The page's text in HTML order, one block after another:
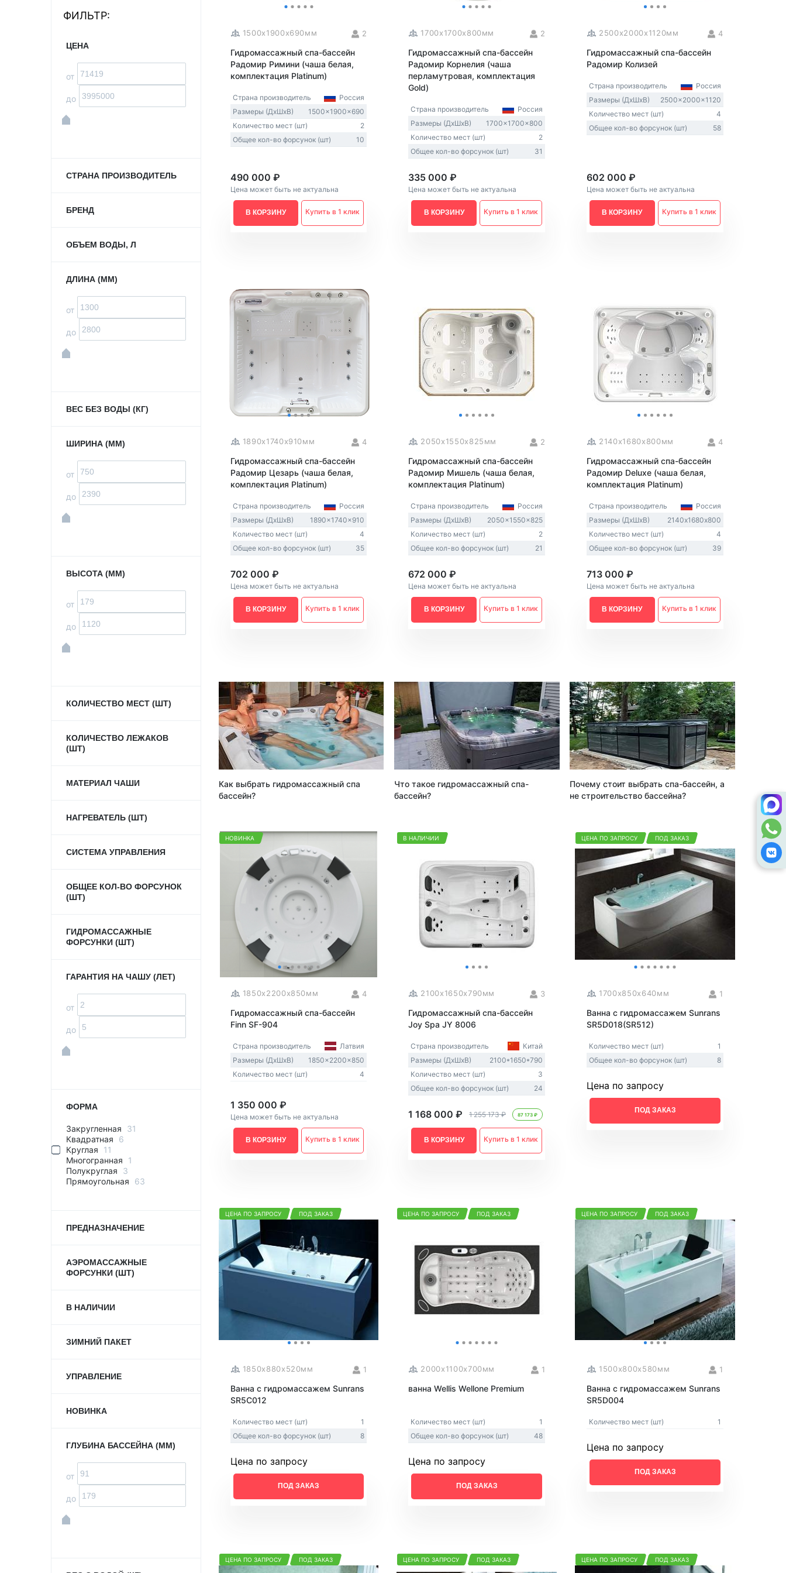
Акриловые
AquaVita
Bigeer
ФИЛЬТР:
ЦЕНА
от
до
СТРАНА ПРОИЗВОДИТЕЛЬ
БРЕНД
ОБЪЕМ ВОДЫ, Л
ДЛИНА (ММ)
от
до
ВЕС БЕЗ ВОДЫ (КГ)
ШИРИНА (ММ)
от
до
ВЫСОТА (ММ)
от
до
КОЛИЧЕСТВО МЕСТ (ШТ)
КОЛИЧЕСТВО ЛЕЖАКОВ
(ШТ)
МАТЕРИАЛ ЧАШИ
НАГРЕВАТЕЛЬ (ШТ)
СИСТЕМА УПРАВЛЕНИЯ
ОБЩЕЕ КОЛ-ВО ФОРСУНОК
(ШТ)
ГИДРОМАССАЖНЫЕ
ФОРСУНКИ (ШТ)
ГАРАНТИЯ НА ЧАШУ (ЛЕТ)
от
до
ФОРМА
Закругленная
31
Квадратная
6
Круглая
11
Многогранная
1
Полукруглая
3
Прямоугольная
63
ПРЕДНАЗНАЧЕНИЕ
АЭРОМАССАЖНЫЕ
ФОРСУНКИ (ШТ)
В НАЛИЧИИ
ЗИМНИЙ ПАКЕТ
УПРАВЛЕНИЕ
НОВИНКА
ГЛУБИНА БАССЕЙНА (ММ)
от
до
1500x1900x690мм 2
Гидромассажный спа-бассейн
Радомир Римини (чаша белая,
комплектация Platinum)
Страна производитель
Россия
Размеры (ДxШxВ)
1500x1900x690
Количество мест (шт)
2
Общее кол-во форсунок (шт)
10
490 000 ₽
Цена может быть не актуальна
В КОРЗИНУ Купить в 1 клик
1700x1700x800мм 2
Гидромассажный спа-бассейн
Радомир Корнелия (чаша
перламутровая, комплектация
Gold)
Страна производитель
Россия
Размеры (ДxШxВ)
1700x1700x800
Количество мест (шт)
2
Общее кол-во форсунок (шт)
31
335 000 ₽
Цена может быть не актуальна
В КОРЗИНУ Купить в 1 клик
2500x2000x1120мм 4
Гидромассажный спа-бассейн
Радомир Колизей
Страна производитель
Россия
Размеры (ДxШxВ)
2500x2000x1120
Количество мест (шт)
4
Общее кол-во форсунок (шт)
58
602 000 ₽
Цена может быть не актуальна
В КОРЗИНУ Купить в 1 клик
1890x1740x910мм 4
Гидромассажный спа-бассейн
Радомир Цезарь (чаша белая,
комплектация Platinum)
Страна производитель
Россия
Размеры (ДxШxВ)
1890x1740x910
Количество мест (шт)
4
Общее кол-во форсунок (шт)
35
702 000 ₽
Цена может быть не актуальна
В КОРЗИНУ Купить в 1 клик
2050x1550x825мм 2
Гидромассажный спа-бассейн
Радомир Мишель (чаша белая,
комплектация Platinum)
Страна производитель
Россия
Размеры (ДxШxВ)
2050x1550x825
Количество мест (шт)
2
Общее кол-во форсунок (шт)
21
672 000 ₽
Цена может быть не актуальна
В КОРЗИНУ Купить в 1 клик
2140x1680x800мм 4
Гидромассажный спа-бассейн
Радомир Deluxe (чаша белая,
комплектация Platinum)
Страна производитель
Россия
Размеры (ДxШxВ)
2140х1680х800
Количество мест (шт)
4
Общее кол-во форсунок (шт)
39
713 000 ₽
Цена может быть не актуальна
В КОРЗИНУ Купить в 1 клик
Как выбрать гидромассажный спа
бассейн?
Что такое гидромассажный спа-
бассейн?
Почему стоит выбрать спа-бассейн, а
не строительство бассейна?
НОВИНКА
1850x2200x850мм 4
Гидромассажный спа-бассейн
Finn SF-904
Страна производитель
Латвия
Размеры (ДxШxВ)
1850x2200x850
Количество мест (шт)
4
1 350 000 ₽
Цена может быть не актуальна
В КОРЗИНУ Купить в 1 клик
В НАЛИЧИИ
2100x1650x790мм 3
Гидромассажный спа-бассейн
Joy Spa JY 8006
Страна производитель
Китай
Размеры (ДxШxВ)
2100*1650*790
Количество мест (шт)
3
Общее кол-во форсунок (шт)
24
1 168 000 ₽ 1 255 173 ₽ 87 173 ₽
В КОРЗИНУ Купить в 1 клик
ЦЕНА ПО ЗАПРОСУ ПОД ЗАКАЗ
1700x850x640мм 1
Ванна с гидромассажем Sunrans
SR5D018(SR512)
Количество мест (шт)
1
Общее кол-во форсунок (шт)
8
Цена по запросу
ПОД ЗАКАЗ
ЦЕНА ПО ЗАПРОСУ ПОД ЗАКАЗ
1850x880x520мм 1
Ванна с гидромассажем Sunrans
SR5C012
Количество мест (шт)
1
Общее кол-во форсунок (шт)
8
Цена по запросу
ПОД ЗАКАЗ
ЦЕНА ПО ЗАПРОСУ ПОД ЗАКАЗ
2000x1100x700мм 1
ванна Wellis Wellone Premium
Количество мест (шт)
1
Общее кол-во форсунок (шт)
48
Цена по запросу
ПОД ЗАКАЗ
ЦЕНА ПО ЗАПРОСУ ПОД ЗАКАЗ
1500x800x580мм 1
Ванна с гидромассажем Sunrans
SR5D004
Количество мест (шт) 1
Цена по запросу
ПОД ЗАКАЗ
ЦЕНА ПО ЗАПРОСУ ПОД ЗАКАЗ ЦЕНА ПО ЗАПРОСУ ПОД ЗАКАЗ ЦЕНА ПО ЗАПРОСУ ПОД ЗАКАЗ